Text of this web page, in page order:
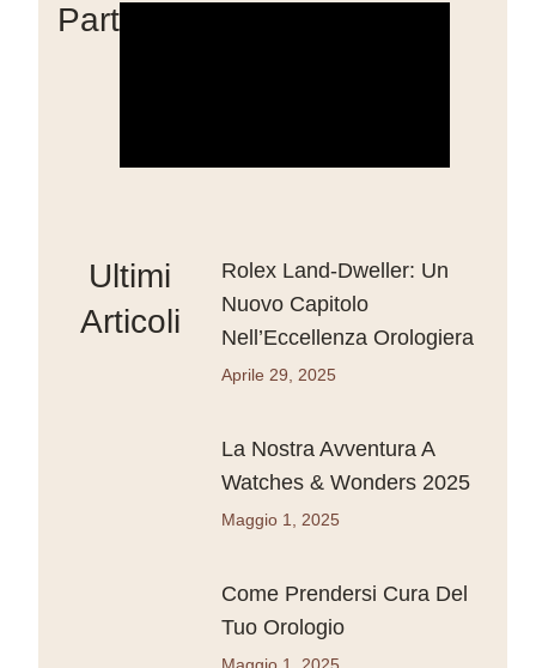
Partner
Ultimi
Articoli
Rolex Land-Dweller: Un
Nuovo Capitolo
Nell’Eccellenza Orologiera
Aprile 29, 2025
La Nostra Avventura A
Watches & Wonders 2025
Maggio 1, 2025
Come Prendersi Cura Del
Tuo Orologio